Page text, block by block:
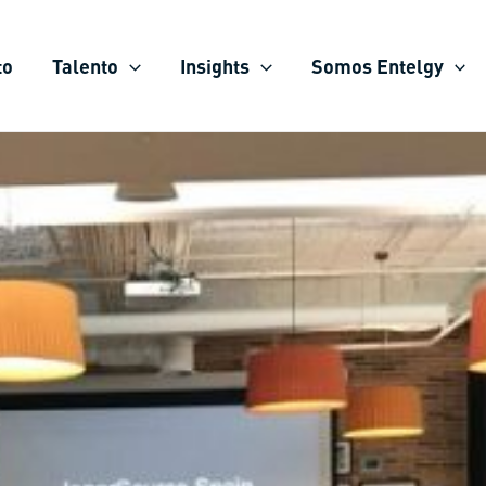
Talento Insights Somos Entelgy